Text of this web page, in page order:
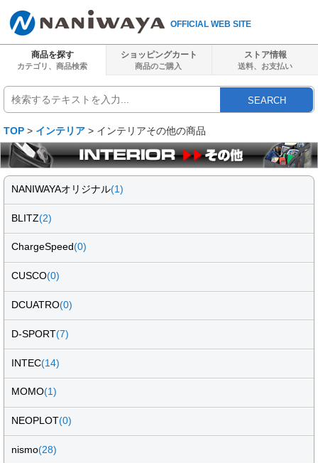
OFFICIAL WEB SITE
商品を探す
カテゴリ、商品検索
ショッピングカート
商品のご購入
ストア情報
送料、 お支払い
SEARCH
TOP > インテリア > インテリアその他の商品
NANIWAYAオリジナル(1)
BLITZ(2)
ChargeSpeed(0)
CUSCO(0)
DCUATRO(0)
D-SPORT(7)
INTEC(14)
MOMO(1)
NEOPLOT(0)
nismo(28)